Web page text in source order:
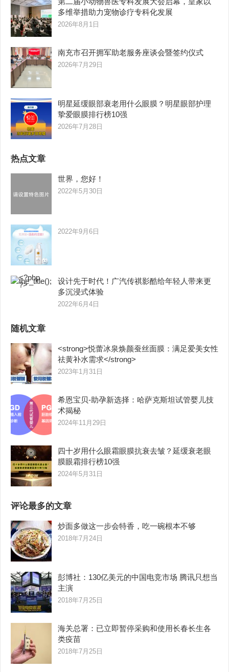
多维举措助力宠物诊疗专科化发展
2026年8月1日
南充市召开拥军助老服务座谈会暨签约仪式
2026年7月29日
明星延缓眼部衰老用什么眼膜？明星眼部护理
挚爱眼膜排行榜10强
2026年7月28日
热点文章
世界，您好！
2022年5月30日
2022年9月6日
设计先于时代！广汽传祺影酷给年轻人带来更
多沉浸式体验
2022年6月4日
随机文章
<strong>悦蕾冰泉焕颜蚕丝面膜：满足爱美女性
祛黄补水需求</strong>
2023年1月31日
希恩宝贝-助孕新选择：哈萨克斯坦试管婴儿技
术揭秘
2024年11月29日
四十岁用什么眼霜眼膜抗衰去皱？延缓衰老眼
膜眼霜排行榜10强
2024年5月31日
评论最多的文章
炒面多做这一步会特香，吃一碗根本不够
2018年7月24日
彭博社：130亿美元的中国电竞市场 腾讯只想当
主演
2018年7月25日
海关总署：已立即暂停采购和使用长春长生各
类疫苗
2018年7月25日